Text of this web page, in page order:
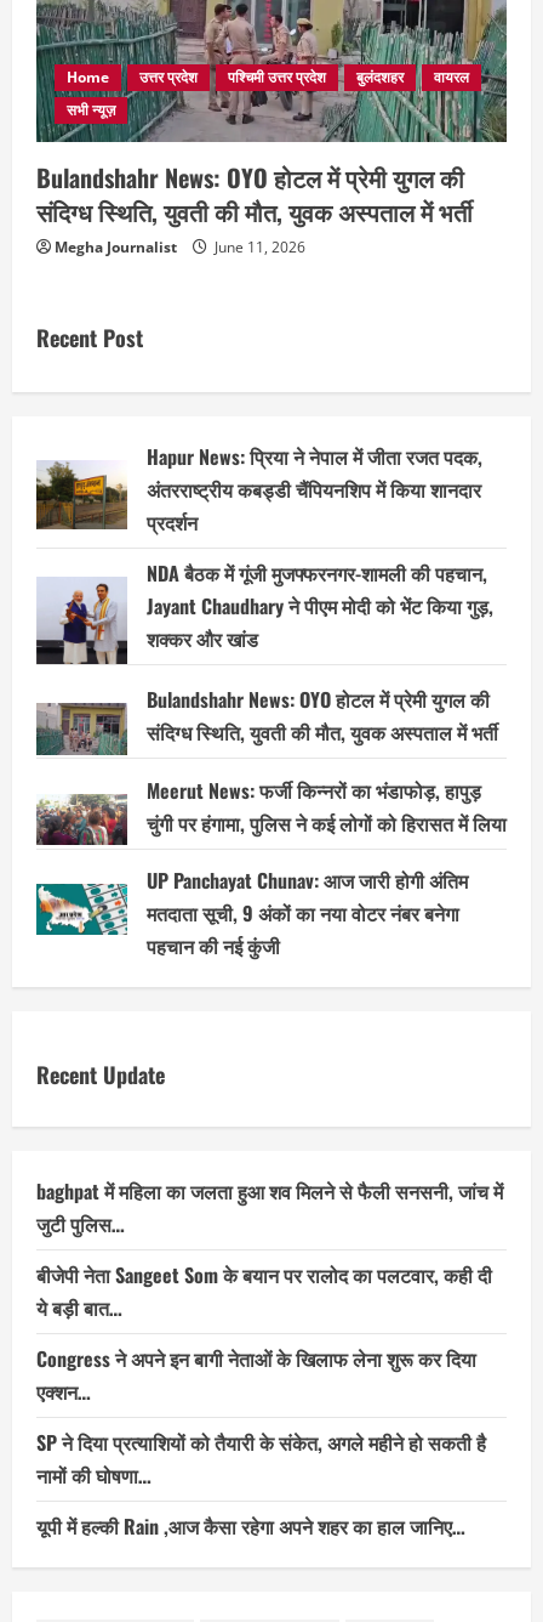
Home उत्तर प्रदेश पश्चिमी उत्तर प्रदेश बुलंदशहर
वायरल
सभी न्यूज़
Bulandshahr News: OYO होटल में प्रेमी युगल की
संदिग्ध स्थिति, युवती की मौत, युवक अस्पताल में भर्ती
Megha Journalist June 11, 2026
Recent Post
Hapur News: प्रिया ने नेपाल में जीता रजत पदक,
अंतरराष्ट्रीय कबड्डी चैंपियनशिप में किया शानदार
प्रदर्शन
NDA बैठक में गूंजी मुजफ्फरनगर-शामली की पहचान,
Jayant Chaudhary ने पीएम मोदी को भेंट किया गुड़,
शक्कर और खांड
Bulandshahr News: OYO होटल में प्रेमी युगल की
संदिग्ध स्थिति, युवती की मौत, युवक अस्पताल में भर्ती
Meerut News: फर्जी किन्नरों का भंडाफोड़, हापुड़
चुंगी पर हंगामा, पुलिस ने कई लोगों को हिरासत में लिया
UP Panchayat Chunav: आज जारी होगी अंतिम
मतदाता सूची, 9 अंकों का नया वोटर नंबर बनेगा
पहचान की नई कुंजी
Recent Update
baghpat में महिला का जलता हुआ शव मिलने से फैली सनसनी, जांच में
जुटी पुलिस…
बीजेपी नेता Sangeet Som के बयान पर रालोद का पलटवार, कही दी
ये बड़ी बात…
Congress ने अपने इन बागी नेताओं के खिलाफ लेना शुरू कर दिया
एक्शन…
SP ने दिया प्रत्याशियों को तैयारी के संकेत, अगले महीने हो सकती है
नामों की घोषणा…
यूपी में हल्की Rain ,आज कैसा रहेगा अपने शहर का हाल जानिए…